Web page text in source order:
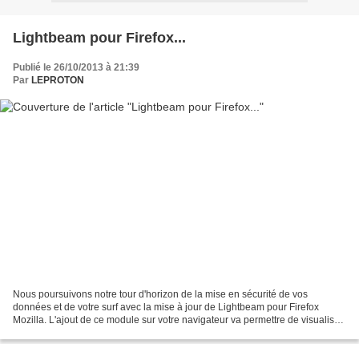
Lightbeam pour Firefox...
Publié le 26/10/2013 à 21:39
Par LEPROTON
Nous poursuivons notre tour d'horizon de la mise en sécurité de vos
données et de votre surf avec la mise à jour de Lightbeam pour Firefox
Mozilla. L'ajout de ce module sur votre navigateur va permettre de visualiser